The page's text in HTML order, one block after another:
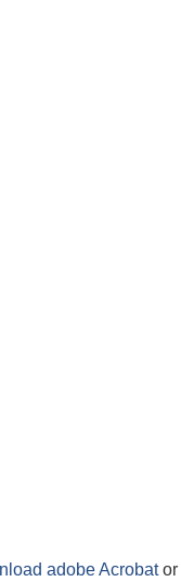
adobe Acrobator